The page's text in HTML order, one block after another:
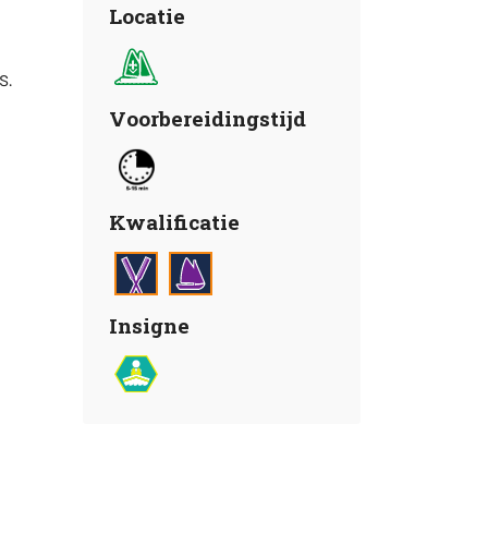
Locatie
Voorbereidingstijd
Kwalificatie
Insigne